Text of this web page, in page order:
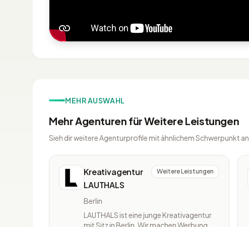
MEHR AUSWAHL
Mehr Agenturen für Weitere Leistungen
Sieh dir weitere Agenturprofile mit ähnlichem Schwerpunkt an.
Kreativagentur
LAUTHALS
Weitere Leistungen
Berlin
LAUTHALS ist eine junge Kreativagentur
mit Sitz in Berlin. Wir machen Werbung,